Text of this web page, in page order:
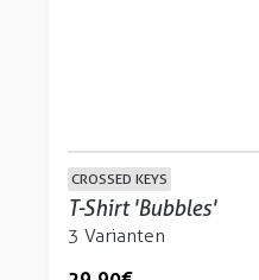
CROSSED KEYS
T-Shirt 'Bubbles'
3 Varianten